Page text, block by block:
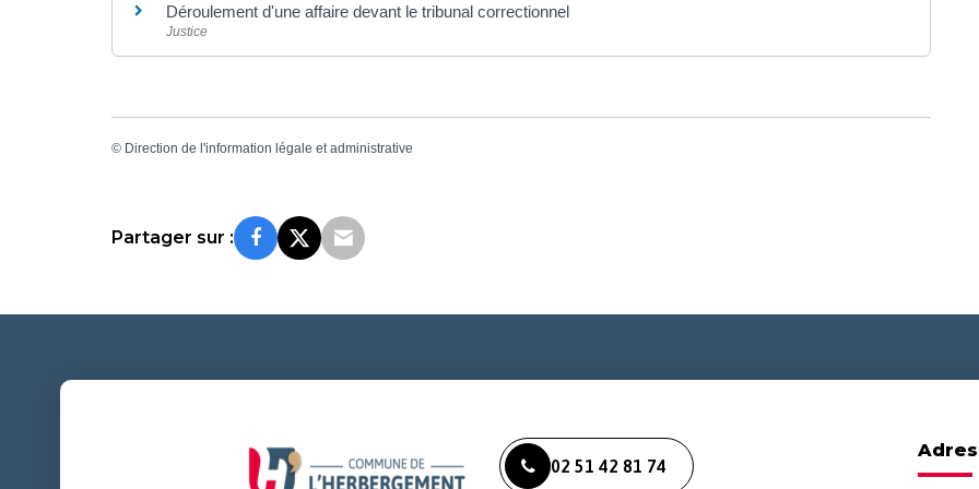
Déroulement d'une affaire devant le tribunal correctionnel
Justice
© Direction de l'information légale et administrative
Partager sur :
02 51 42 81 74